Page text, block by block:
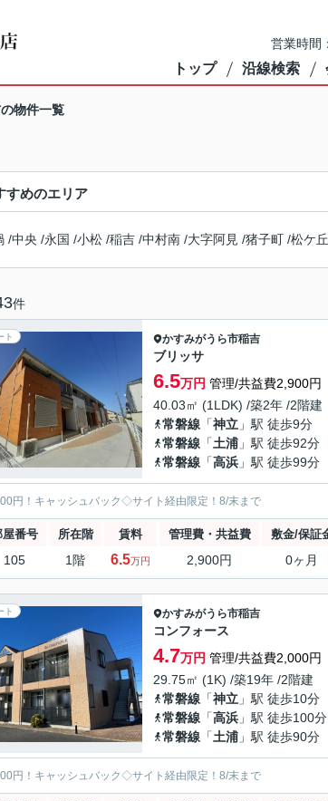
営業時間
トップ 沿線検索
物件一覧
すめのエリア
/中央 /永国 /小松 /稲吉 /中村南 /大字阿見 /猪子町 /松ケ丘
件
ト かすみがうら市稲吉
ブリッサ
6.5万円 管理/共益費2,900円
40.03㎡ (1LDK) /築2年 /2階建
常磐線 「神立 」駅 徒歩9分
常磐線 「土浦 」駅 徒歩92分
常磐線 「高浜 」駅 徒歩99分
円！キャッシュバック◇サイト経由限定！8/末まで
屋番号 所在階 賃料 管理費・共益費 敷金/保証
105 1階 6.5万円 2,900円 0ヶ月
ト かすみがうら市稲吉
コンフォース
4.7万円 管理/共益費2,000円
29.75㎡ (1K) /築19年 /2階建
常磐線 「神立 」駅 徒歩10分
常磐線 「高浜 」駅 徒歩100分
常磐線 「土浦 」駅 徒歩90分
円！キャッシュバック◇サイト経由限定！8/末まで